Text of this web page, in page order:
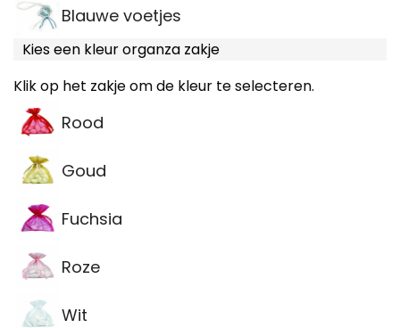
Blauwe voetjes
Kies een kleur organza zakje
Klik op het zakje om de kleur te selecteren.
Rood
Goud
Fuchsia
Roze
Wit